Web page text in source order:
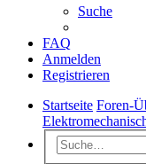
Suche
FAQ
Anmelden
Registrieren
Startseite Foren-